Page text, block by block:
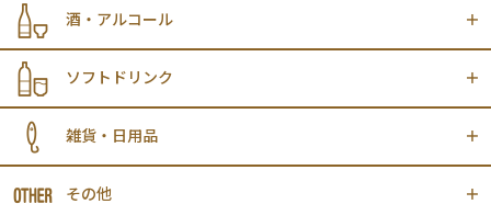
酒・アルコール
ソフトドリンク
雑貨・日用品
その他